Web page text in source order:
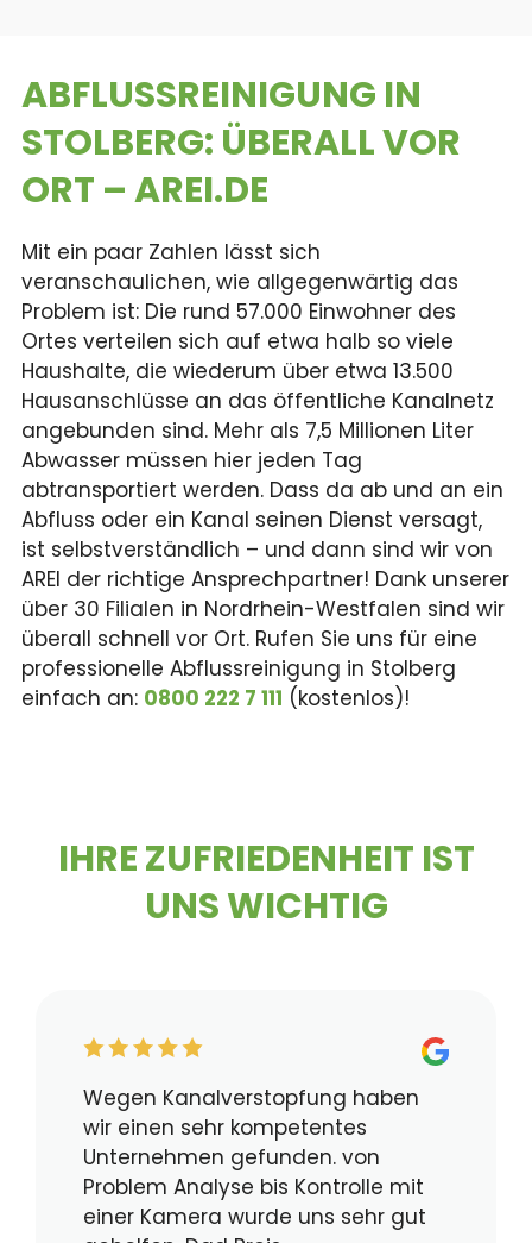
ABFLUSSREINIGUNG IN
STOLBERG: ÜBERALL VOR
ORT – AREI.DE
Mit ein paar Zahlen lässt sich
veranschaulichen, wie allgegenwärtig das
Problem ist: Die rund 57.000 Einwohner des
Ortes verteilen sich auf etwa halb so viele
Haushalte, die wiederum über etwa 13.500
Hausanschlüsse an das öffentliche Kanalnetz
angebunden sind. Mehr als 7,5 Millionen Liter
Abwasser müssen hier jeden Tag
abtransportiert werden. Dass da ab und an ein
Abfluss oder ein Kanal seinen Dienst versagt,
ist selbstverständlich – und dann sind wir von
AREI der richtige Ansprechpartner! Dank unserer
über 30 Filialen in Nordrhein-Westfalen sind wir
überall schnell vor Ort. Rufen Sie uns für eine
professionelle Abflussreinigung in Stolberg
einfach an: 0800 222 7 111 (kostenlos)!
IHRE ZUFRIEDENHEIT IST
UNS WICHTIG
Wegen Kanalverstopfung haben
wir einen sehr kompetentes
Unternehmen gefunden. von
Problem Analyse bis Kontrolle mit
einer Kamera wurde uns sehr gut